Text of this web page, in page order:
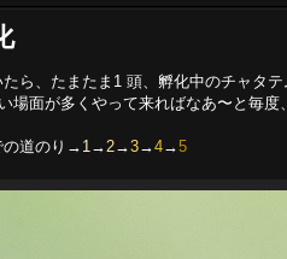
ら、たまたま1 頭、孵化中のチャタテ
場面が多くやって来ればなあ〜と毎度
の道のり→ 1→2→3→4→5